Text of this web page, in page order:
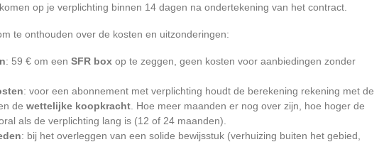
op je verplichting binnen 14 dagen na ondertekening van het contract.
te onthouden over de kosten en uitzonderingen:
: 59 € om een SFR box op te zeggen, geen kosten voor aanbiedingen zonder
: voor een abonnement met verplichting houdt de berekening rekening met de
de wettelijke koopkracht . Hoe meer maanden er nog over zijn, hoe hoger de
als de verplichting lang is (12 of 24 maanden).
: bij het overleggen van een solide bewijsstuk (verhuizing buiten het gebied,